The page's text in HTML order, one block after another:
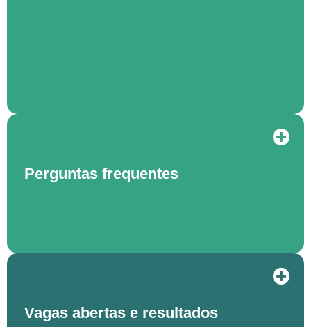
Perguntas frequentes
Vagas abertas e resultados